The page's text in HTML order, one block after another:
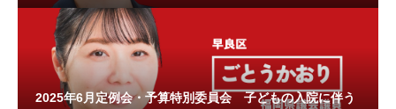
2025年6月定例会・予算特別委員会 子どもの入院に伴う